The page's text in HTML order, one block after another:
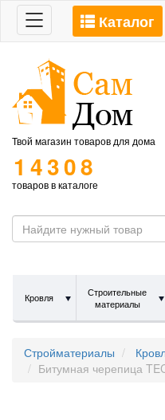
Toggle
navigation
Каталог
Твой магазин товаров для дома
14308
товаров в каталоге
Кровля
Строительные
материалы
Стройматериалы
Битумная черепица